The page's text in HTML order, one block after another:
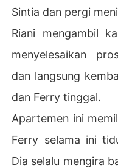
Sintia dan pergi
Riani mengambil
menyelesaikan
dan langsung
dan Ferry tinggal.
Apartemen ini
Ferry selama ini
Dia selalu mengira